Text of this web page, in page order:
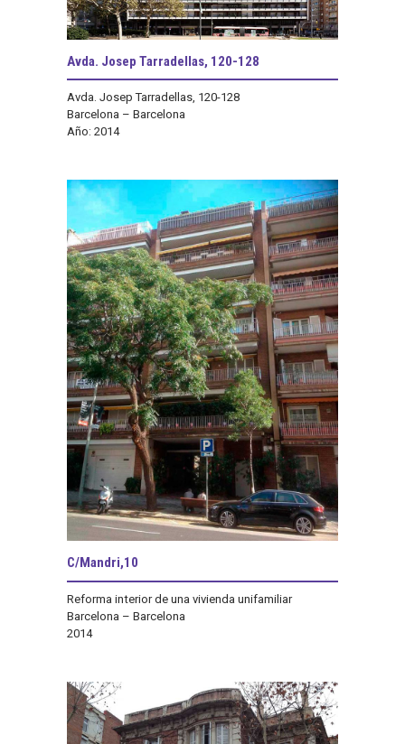
Avda. Josep Tarradellas, 120-128
Avda. Josep Tarradellas, 120-128
Barcelona – Barcelona
Año: 2014
C/Mandri,10
Reforma interior de una vivienda unifamiliar
Barcelona – Barcelona
2014